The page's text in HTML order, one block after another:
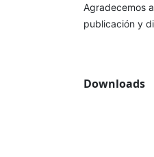
Agradecemos
publicación y
Downloads